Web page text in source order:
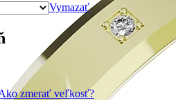
Vymazať
Briliant G-H/Si1-2
zmerať veľkosť?